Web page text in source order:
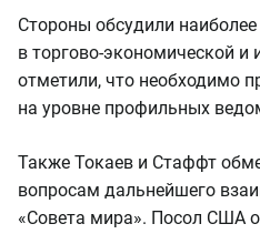
Стороны обсудили
в торгово-экономической и
отметили, что необходимо
на уровне профильных
Также Токаев и Стаффт
вопросам дальнейшего
«Совета мира». Посол США